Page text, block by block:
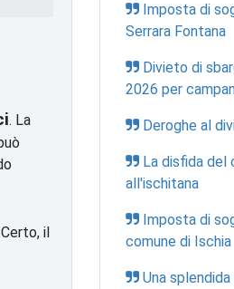
. La
il
Imposta di
Serrara Fontana
Divieto di
2026 per
Deroghe al
La disfida del
all'ischitana
Imposta di
comune di Ischia
Una